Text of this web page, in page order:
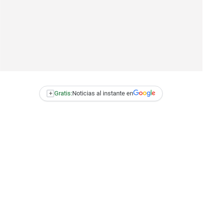
+ Gratis:Noticias al instante en